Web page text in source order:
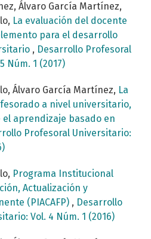
Álvaro García Martínez,
La evaluación del docente
para el desarrollo
, Desarrollo Profesoral
Núm. 1 (2017)
Álvaro García Martínez, La
a nivel universitario,
aprendizaje basado en
Profesoral Universitario:
Programa Institucional
Actualización y
(PIACAFP) , Desarrollo
Vol. 4 Núm. 1 (2016)